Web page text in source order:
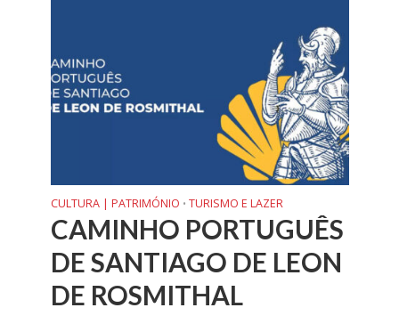
CULTURA | PATRIMÓNIO • TURISMO E LAZER
CAMINHO PORTUGUÊS
DE SANTIAGO DE LEON
DE ROSMITHAL